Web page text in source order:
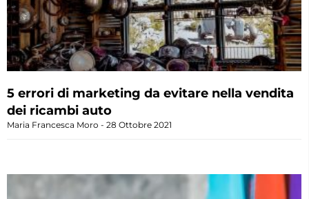
5 errori di marketing da evitare nella vendita
dei ricambi auto
Maria Francesca Moro 28 Ottobre 2021